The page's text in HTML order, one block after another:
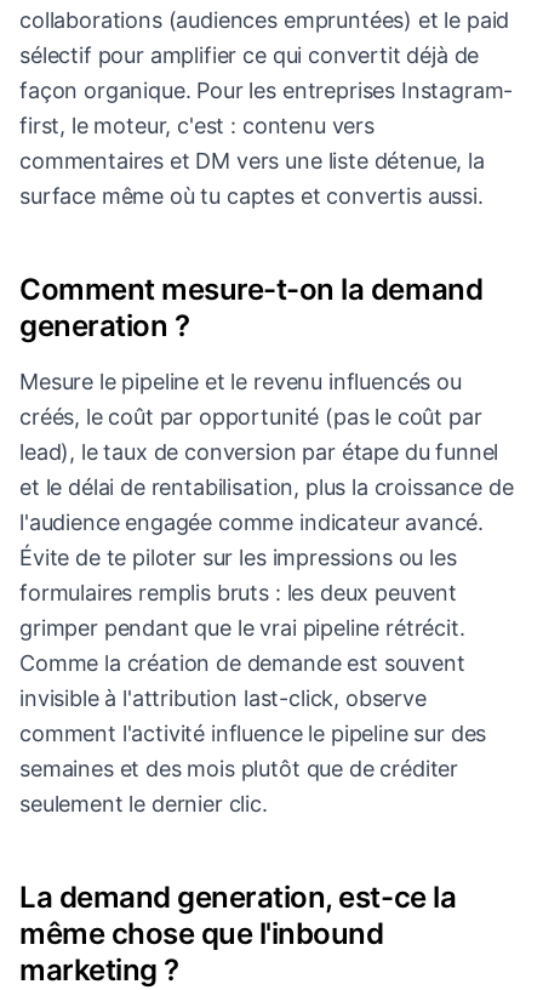
collaborations (audiences empruntées) et le paid
sélectif pour amplifier ce qui convertit déjà de
façon organique. Pour les entreprises Instagram-
first, le moteur, c'est : contenu vers
commentaires et DM vers une liste détenue, la
surface même où tu captes et convertis aussi.
Comment mesure-t-on la demand
generation ?
Mesure le pipeline et le revenu influencés ou
créés, le coût par opportunité (pas le coût par
lead), le taux de conversion par étape du funnel
et le délai de rentabilisation, plus la croissance de
l'audience engagée comme indicateur avancé.
Évite de te piloter sur les impressions ou les
formulaires remplis bruts : les deux peuvent
grimper pendant que le vrai pipeline rétrécit.
Comme la création de demande est souvent
invisible à l'attribution last-click, observe
comment l'activité influence le pipeline sur des
semaines et des mois plutôt que de créditer
seulement le dernier clic.
La demand generation, est-ce la
même chose que l'inbound
marketing ?